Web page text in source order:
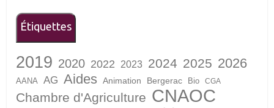
Étiquettes
2019 2020 2022 2023 2024 2025 2026
AANA AG Aides Animation Bergerac Bio CGA
Chambre d'Agriculture CNAOC